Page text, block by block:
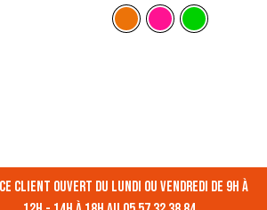
client ouvert du lundi ou vendredi de 9h à